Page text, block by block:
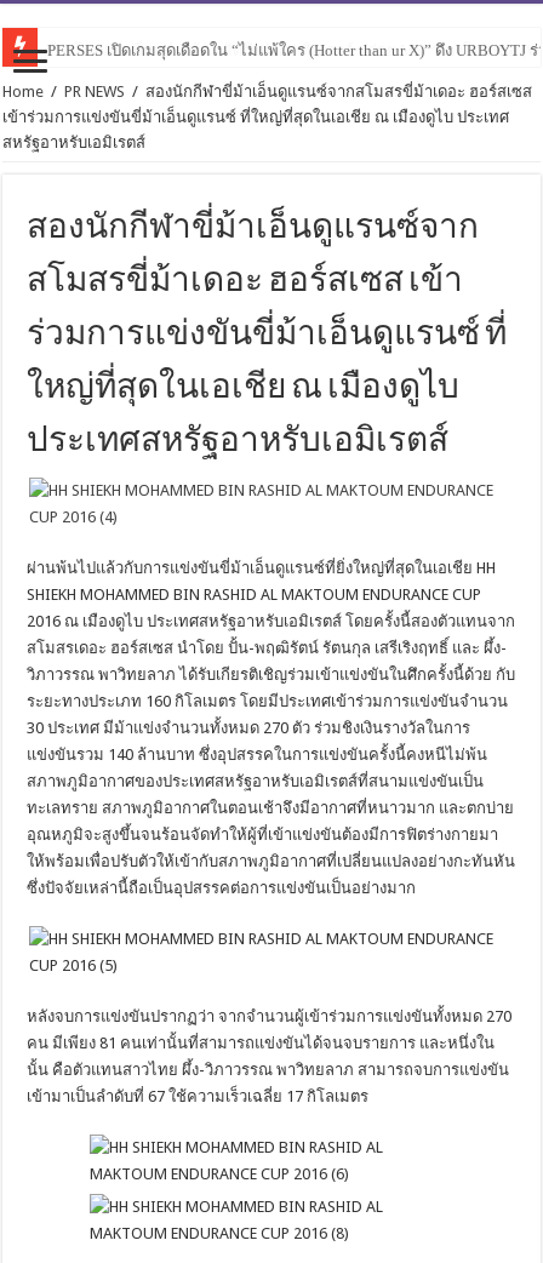
PERSES เปิดเกมสุดเดือดใน “ไม่แพ้ใคร (Hotter than ur X)” ดึง URBOYTJ
ต้องโทษเธอ ที่มาทำให้ฉันคิดถึงบ่อย ! ทิกเกอร์ ปล่อย MV “ต้องโทษเธอ
Home / PR NEWS / สองนักกีฬาขี่ม้าเอ็นดูแรนซ์จากสโมสรขี่ม้าเดอะ ฮอร์สเซส
เข้าร่วมการแข่งขันขี่ม้าเอ็นดูแรนซ์ ที่ใหญ่ที่สุดในเอเชีย ณ เมืองดูไบ ประเทศ
สหรัฐอาหรับเอมิเรตส์
สองนักกีฬาขี่ม้าเอ็นดูแรนซ์จาก
สโมสรขี่ม้าเดอะ ฮอร์สเซส เข้า
ร่วมการแข่งขันขี่ม้าเอ็นดูแรนซ์ ที่
ใหญ่ที่สุดในเอเชีย ณ เมืองดูไบ
ประเทศสหรัฐอาหรับเอมิเรตส์
ผ่านพ้นไปแล้วกับการแข่งขันขี่ม้าเอ็นดูแรนซ์ที่ยิ่งใหญ่ที่สุดในเอเชีย HH
SHIEKH MOHAMMED BIN RASHID AL MAKTOUM ENDURANCE CUP
2016 ณ เมืองดูไบ ประเทศสหรัฐอาหรับเอมิเรตส์ โดยครั้งนี้สองตัวแทนจาก
สโมสรเดอะ ฮอร์สเซส นำโดย ปั้น-พฤฒิรัตน์ รัตนกุล เสรีเริงฤทธิ์ และ ผึ้ง-
วิภาวรรณ พาวิทยลาภ ได้รับเกียรติเชิญร่วมเข้าแข่งขันในศึกครั้งนี้ด้วย กับ
ระยะทางประเภท 160 กิโลเมตร โดยมีประเทศเข้าร่วมการแข่งขันจำนวน
30 ประเทศ มีม้าแข่งจำนวนทั้งหมด 270 ตัว ร่วมชิงเงินรางวัลในการ
แข่งขันรวม 140 ล้านบาท ซึ่งอุปสรรคในการแข่งขันครั้งนี้คงหนีไม่พ้น
สภาพภูมิอากาศของประเทศสหรัฐอาหรับเอมิเรตส์ที่สนามแข่งขันเป็น
ทะเลทราย สภาพภูมิอากาศในตอนเช้าจึงมีอากาศที่หนาวมาก และตกบ่าย
อุณหภูมิจะสูงขึ้นจนร้อนจัดทำให้ผู้ที่เข้าแข่งขันต้องมีการฟิตร่างกายมา
ให้พร้อมเพื่อปรับตัวให้เข้ากับสภาพภูมิอากาศที่เปลี่ยนแปลงอย่างกะทันหัน
ซึ่งปัจจัยเหล่านี้ถือเป็นอุปสรรคต่อการแข่งขันเป็นอย่างมาก
หลังจบการแข่งขันปรากฏว่า จากจำนวนผู้เข้าร่วมการแข่งขันทั้งหมด 270
คน มีเพียง 81 คนเท่านั้นที่สามารถแข่งขันได้จนจบรายการ และหนึ่งใน
นั้น คือตัวแทนสาวไทย ผึ้ง-วิภาวรรณ พาวิทยลาภ สามารถจบการแข่งขัน
เข้ามาเป็นลำดับที่ 67 ใช้ความเร็วเฉลี่ย 17 กิโลเมตร